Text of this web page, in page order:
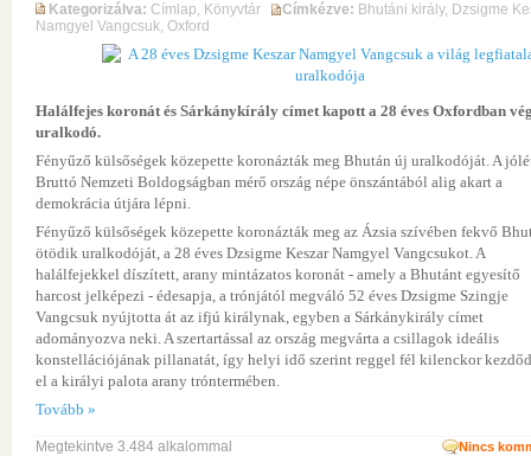
Kategorizálva: Címlap, Könyvtár Címkézve: Bhutáni király, Dzsigme
Namgyel Vangcsuk, Oxford
Halálfejes koronát és Sárkánykírály címet kapott a 28 éves Oxfordban
uralkodó.
Fényűző külsőségek közepette koronázták meg Bhután új uralkodóját. A
Bruttó Nemzeti Boldogságban mérő ország népe önszántából alig akart a
demokrácia útjára lépni.
Fényűző külsőségek közepette koronázták meg az Ázsia szívében fekvő
ötödik uralkodóját, a 28 éves Dzsigme Keszar Namgyel Vangcsukot. A
halálfejekkel díszített, arany mintázatos koronát - amely a Bhutánt egyesítő
harcost jelképezi - édesapja, a trónjától megváló 52 éves Dzsigme Szingje
Vangcsuk nyújtotta át az ifjú királynak, egyben a Sárkánykirály címet
adományozva neki. A szertartással az ország megvárta a csillagok ideális
konstellációjának pillanatát, így helyi idő szerint reggel fél kilenckor
el a királyi palota arany tróntermében.
Tovább »
Nincs
Megtekintve 3.484 alkalommal